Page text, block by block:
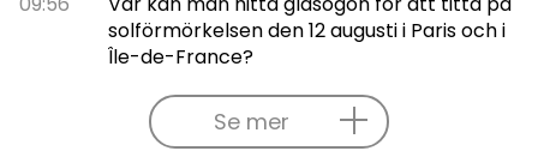
solförmörkelsen den 12 augusti i Paris och i
Île-de-France?
Se mer